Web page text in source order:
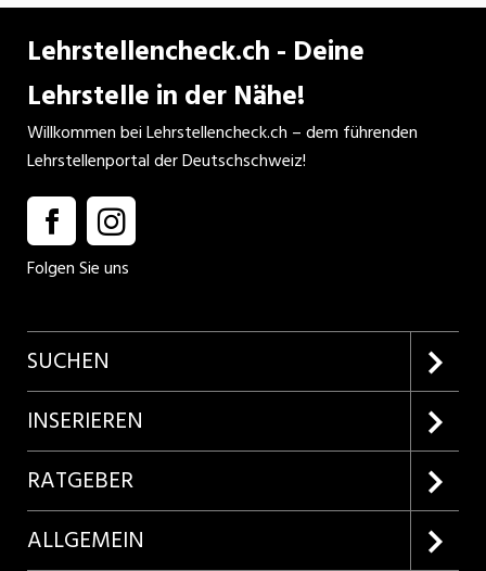
Lehrstellencheck.ch - Deine
Lehrstelle in der Nähe!
Willkommen bei Lehrstellencheck.ch – dem führenden
Lehrstellenportal der Deutschschweiz!
Folgen Sie uns
SUCHEN
Firmenprofile entdecken
Lehrstellen suchen
INSERIEREN
Kundenlogin
Inserieren
RATGEBER
Lehrberufe entdecken
ALLGEMEIN